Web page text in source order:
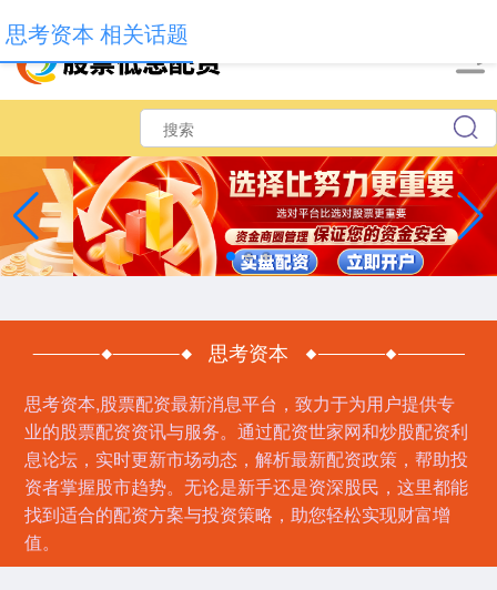
思考资本
思考资本,股票配资最新消息平台，致力于为用户提供专
业的股票配资资讯与服务。通过配资世家网和炒股配资利
息论坛，实时更新市场动态，解析最新配资政策，帮助投
资者掌握股市趋势。无论是新手还是资深股民，这里都能
找到适合的配资方案与投资策略，助您轻松实现财富增
值。
思考资本 相关话题